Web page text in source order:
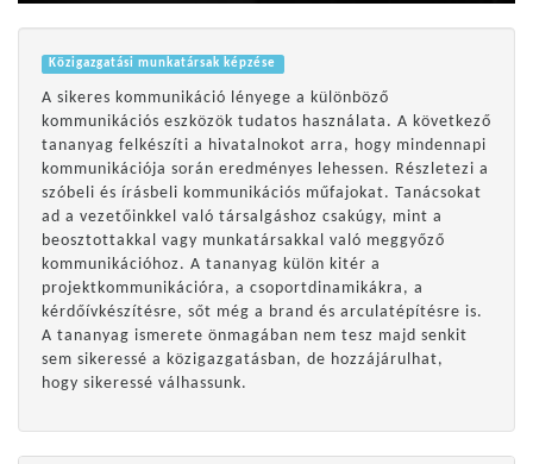
Közigazgatási munkatársak képzése
A sikeres kommunikáció lényege a különböző
kommunikációs eszközök tudatos használata. A következő
tananyag felkészíti a hivatalnokot arra, hogy mindennapi
kommunikációja során eredményes lehessen. Részletezi a
szóbeli és írásbeli kommunikációs műfajokat. Tanácsokat
ad a vezetőinkkel való társalgáshoz csakúgy, mint a
beosztottakkal vagy munkatársakkal való meggyőző
kommunikációhoz. A tananyag külön kitér a
projektkommunikációra, a csoportdinamikákra, a
kérdőívkészítésre, sőt még a brand és arculatépítésre is.
A tananyag ismerete önmagában nem tesz majd senkit
sem sikeressé a közigazgatásban, de hozzájárulhat,
hogy sikeressé válhassunk.